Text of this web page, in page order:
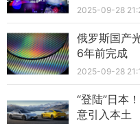
2025-09-28
俄罗斯国产
6年前完成
2025-09-28
“登陆”日本
意引入本土